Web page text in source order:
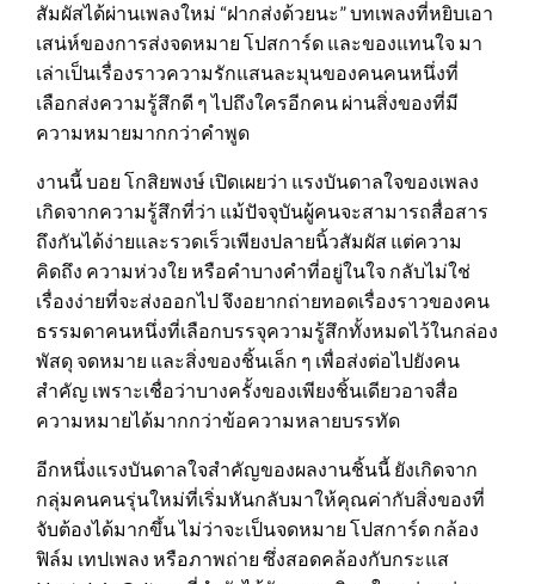
สัมผัสได้ผ่านเพลงใหม่ “ฝากส่งด้วยนะ” บทเพลงที่หยิบเอา
เสน่ห์ของการส่งจดหมาย โปสการ์ด และของแทนใจ มา
เล่าเป็นเรื่องราวความรักแสนละมุนของคนคนหนึ่งที่
เลือกส่งความรู้สึกดี ๆ ไปถึงใครอีกคน ผ่านสิ่งของที่มี
ความหมายมากกว่าคำพูด
งานนี้ บอย โกสิยพงษ์ เปิดเผยว่า แรงบันดาลใจของเพลง
เกิดจากความรู้สึกที่ว่า แม้ปัจจุบันผู้คนจะสามารถสื่อสาร
ถึงกันได้ง่ายและรวดเร็วเพียงปลายนิ้วสัมผัส แต่ความ
คิดถึง ความห่วงใย หรือคำบางคำที่อยู่ในใจ กลับไม่ใช่
เรื่องง่ายที่จะส่งออกไป จึงอยากถ่ายทอดเรื่องราวของคน
ธรรมดาคนหนึ่งที่เลือกบรรจุความรู้สึกทั้งหมดไว้ในกล่อง
พัสดุ จดหมาย และสิ่งของชิ้นเล็ก ๆ เพื่อส่งต่อไปยังคน
สำคัญ เพราะเชื่อว่าบางครั้งของเพียงชิ้นเดียวอาจสื่อ
ความหมายได้มากกว่าข้อความหลายบรรทัด
อีกหนึ่งแรงบันดาลใจสำคัญของผลงานชิ้นนี้ ยังเกิดจาก
กลุ่มคนคนรุ่นใหม่ที่เริ่มหันกลับมาให้คุณค่ากับสิ่งของที่
จับต้องได้มากขึ้น ไม่ว่าจะเป็นจดหมาย โปสการ์ด กล้อง
ฟิล์ม เทปเพลง หรือภาพถ่าย ซึ่งสอดคล้องกับกระแส